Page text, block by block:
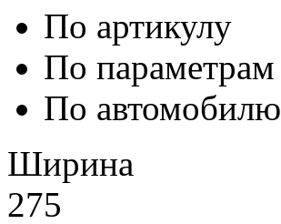
По артикулу
По параметрам
По автомобилю
Ширина
275